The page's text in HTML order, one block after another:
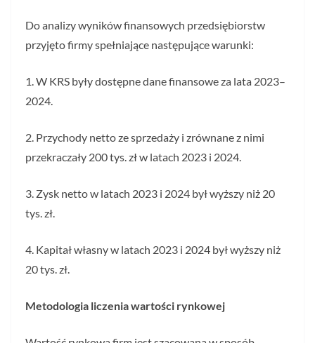
Do analizy wyników finansowych przedsiębiorstw
przyjęto firmy spełniające następujące warunki:
1. W KRS były dostępne dane finansowe za lata 2023–
2024.
2. Przychody netto ze sprzedaży i zrównane z nimi
przekraczały 200 tys. zł w latach 2023 i 2024.
3. Zysk netto w latach 2023 i 2024 był wyższy niż 20
tys. zł.
4. Kapitał własny w latach 2023 i 2024 był wyższy niż
20 tys. zł.
Metodologia liczenia wartości rynkowej